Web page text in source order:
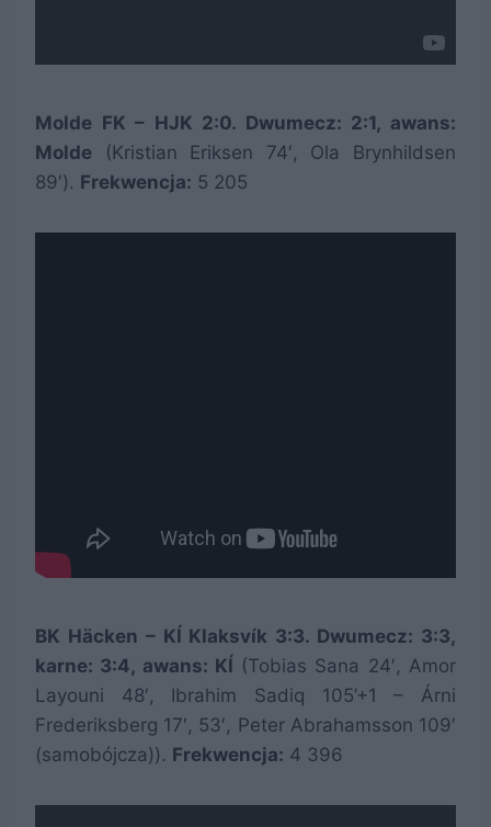
Molde FK – HJK 2:0. Dwumecz: 2:1, awans:
Molde (Kristian Eriksen 74′, Ola Brynhildsen
89′). Frekwencja: 5 205
BK Häcken – KÍ Klaksvík 3:3. Dwumecz: 3:3,
karne: 3:4, awans: KÍ (Tobias Sana 24′, Amor
Layouni 48′, Ibrahim Sadiq 105’+1 – Árni
Frederiksberg 17′, 53′, Peter Abrahamsson 109′
(samobójcza)). Frekwencja: 4 396